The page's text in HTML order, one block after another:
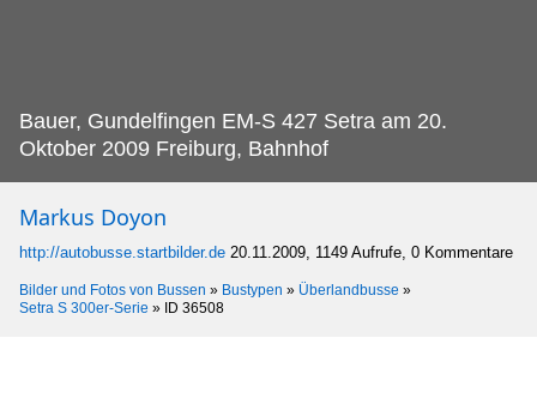
Bauer, Gundelfingen EM-S 427 Setra am 20.
Oktober 2009 Freiburg, Bahnhof
Markus Doyon
http://autobusse.startbilder.de 20.11.2009, 1149 Aufrufe, 0 Kommentare
Bilder und Fotos von Bussen » Bustypen » Überlandbusse »
Setra S 300er-Serie » ID 36508